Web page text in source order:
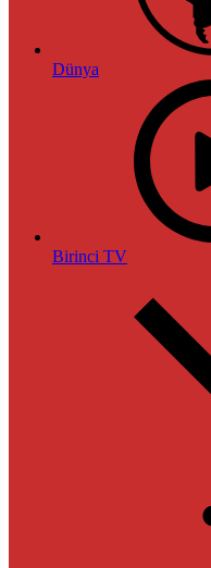
Dünya
Birinci TV